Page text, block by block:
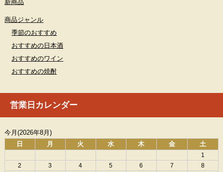
新商品
商品ジャンル
季節のおすすめ
おすすめの日本酒
おすすめのワイン
おすすめの焼酎
営業日カレンダー
今月(2026年8月)
日
月 火 水 木 金 土
1
2
3 4 5 6 7
8